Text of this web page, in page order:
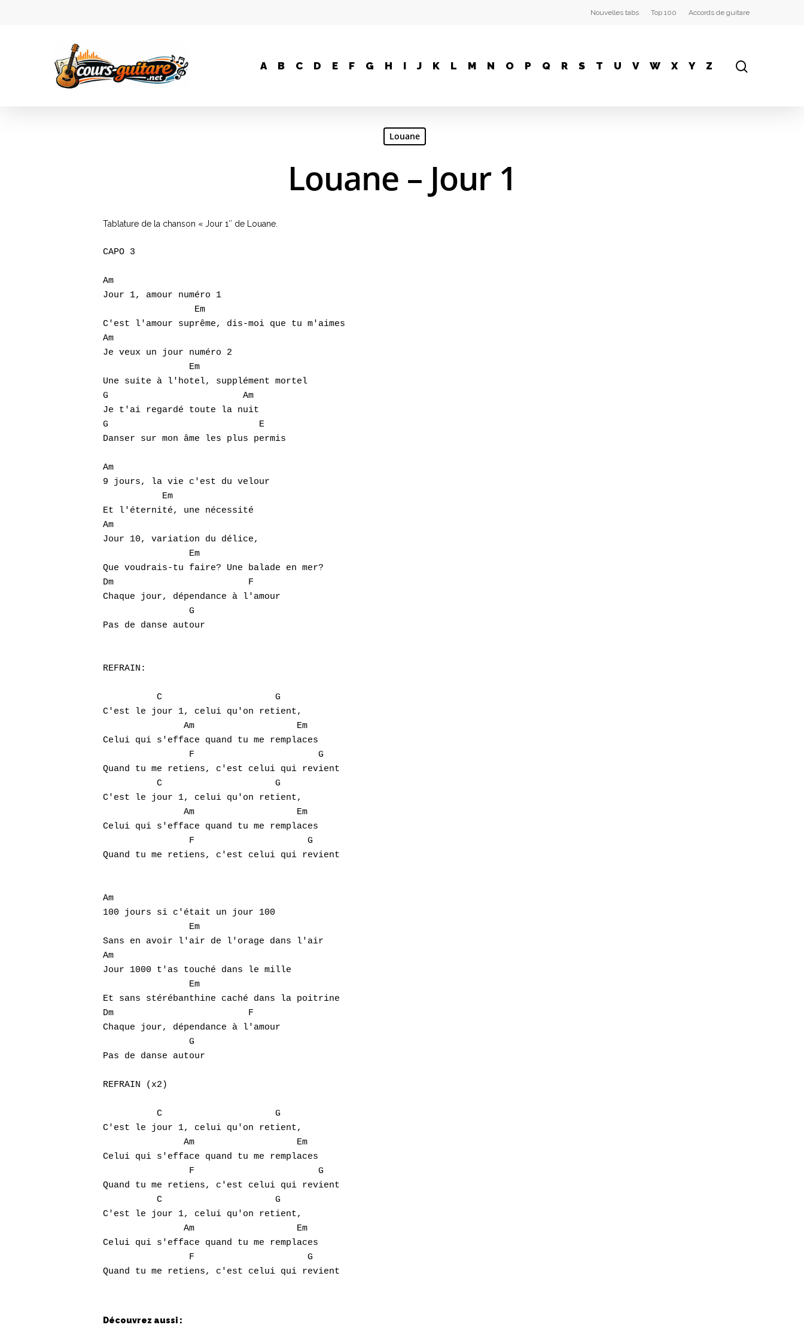
Nouvelles tabs Top 100 Accords de guitare
A B C D E F G H I J K L M N O P Q R S T U V W X Y Z
Louane
Louane – Jour 1
Tablature de la chanson « Jour 1″ de Louane.
CAPO 3
Am
Jour 1, amour numéro 1
C'est l'amour suprême, dis-moi que tu m'aimes
Am
Je veux un jour numéro 2
Une suite à l'hotel, supplément mortel
G			  Am
Je t'ai regardé toute la nuit
G			     E
Danser sur mon âme les plus permis
Am
9 jours, la vie c'est du velour
Et l'éternité, une nécessité
Am
Jour 10, variation du délice,
Que voudrais-tu faire? Une balade en mer?
Dm			   F
Chaque jour, dépendance à l'amour
Pas de danse autour
REFRAIN:
C'est le jour 1, celui qu'on retient,
Celui qui s'efface quand tu me remplaces
Quand tu me retiens, c'est celui qui revient
C'est le jour 1, celui qu'on retient,
Celui qui s'efface quand tu me remplaces
Quand tu me retiens, c'est celui qui revient
Am
100 jours si c'était un jour 100
Sans en avoir l'air de l'orage dans l'air
Am
Jour 1000 t'as touché dans le mille
Et sans stérébanthine caché dans la poitrine
Dm			   F
Chaque jour, dépendance à l'amour
Pas de danse autour
REFRAIN (x2)
C'est le jour 1, celui qu'on retient,
Celui qui s'efface quand tu me remplaces
Quand tu me retiens, c'est celui qui revient
C'est le jour 1, celui qu'on retient,
Celui qui s'efface quand tu me remplaces
Découvrez aussi :